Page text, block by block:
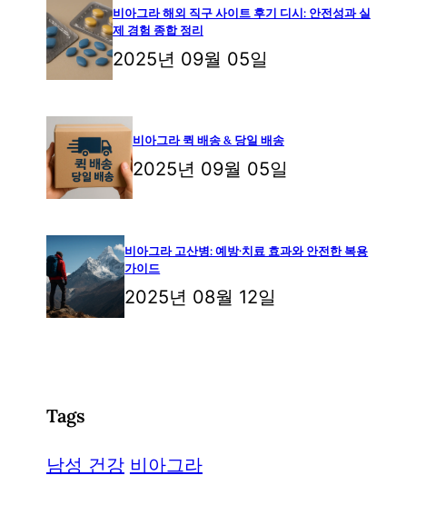
비아그라 해외 직구 사이트 후기 디시: 안전성과 실
제 경험 종합 정리
2025년 09월 05일
비아그라 퀵 배송 & 당일 배송
2025년 09월 05일
비아그라 고산병: 예방·치료 효과와 안전한 복용
가이드
2025년 08월 12일
Tags
남성 건강 비아그라